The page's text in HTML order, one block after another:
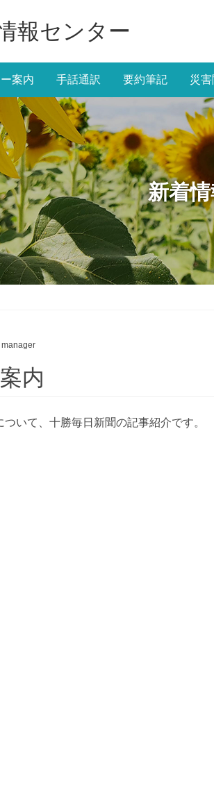
報センター
案内 手話通訳 要約筆記 災
新着
manager
内
ついて、十勝毎日新聞の記事紹介です。